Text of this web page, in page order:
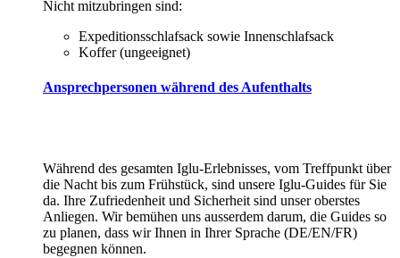
Nicht mitzubringen sind:
Expeditionsschlafsack sowie Innenschlafsack
Koffer (ungeeignet)
Ansprechpersonen während des Aufenthalts
Während des gesamten Iglu-Erlebnisses, vom Treffpunkt über
die Nacht bis zum Frühstück, sind unsere Iglu-Guides für Sie
da. Ihre Zufriedenheit und Sicherheit sind unser oberstes
Anliegen. Wir bemühen uns ausserdem darum, die Guides so
zu planen, dass wir Ihnen in Ihrer Sprache (DE/EN/FR)
begegnen können.